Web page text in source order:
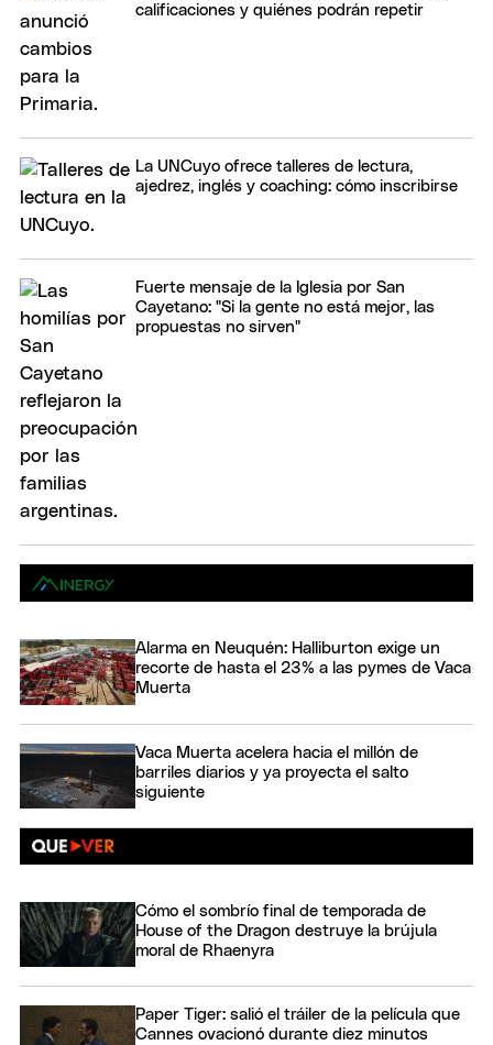
calificaciones y quiénes podrán repetir
La UNCuyo ofrece talleres de lectura,
ajedrez, inglés y coaching: cómo inscribirse
Fuerte mensaje de la Iglesia por San
Cayetano: "Si la gente no está mejor, las
propuestas no sirven"
Alarma en Neuquén: Halliburton exige un
recorte de hasta el 23% a las pymes de Vaca
Muerta
Vaca Muerta acelera hacia el millón de
barriles diarios y ya proyecta el salto
siguiente
Cómo el sombrío final de temporada de
House of the Dragon destruye la brújula
moral de Rhaenyra
Paper Tiger: salió el tráiler de la película que
Cannes ovacionó durante diez minutos